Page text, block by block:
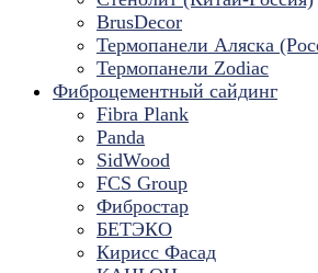
BrusDecor
Термопанели Аляска
Термопанели Zodiac
Фиброцементный сайдинг
Fibra Plank
Panda
SidWood
FCS Group
Фибростар
БЕТЭКО
Кирисс Фасад